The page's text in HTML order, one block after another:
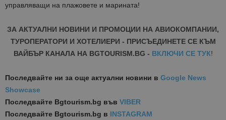
управляващи на плажовете и марината!
ЗА АКТУАЛНИ НОВИНИ И ПРОМОЦИИ НА АВИОКОМПАНИИ,
ТУРОПЕРАТОРИ И ХОТЕЛИЕРИ - ПРИСЪЕДИНЕТЕ СЕ КЪМ
ВАЙБЪР КАНАЛА НА BGTOURISM.BG - ВКЛЮЧИ СЕ ТУК!
Последвайте ни за още актуални новини в Google News
Showcase
Последвайте Bgtourism.bg във VIBER
Последвайте Bgtourism.bg в INSTAGRAM